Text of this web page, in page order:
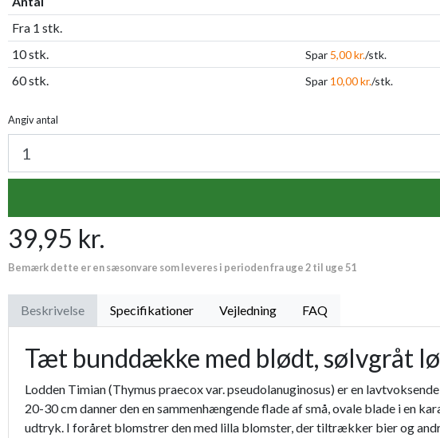
Fra 1 stk.
10 stk.
Spar 5,00 kr./stk.
60 stk.
Spar 10,00 kr./stk.
Angiv antal
39,95 kr.
Bemærk dette er en sæsonvare som leveres i perioden fra uge 2 til uge 51
Beskrivelse Specifikationer Vejledning FAQ
Tæt bunddække med blødt, sølvgråt
Lodden Timian (Thymus praecox var. pseudolanuginosus) er en
20-30 cm danner den en sammenhængende flade af små, ovale blade i en
udtryk. I foråret blomstrer den med lilla blomster, der tiltrækker bier og